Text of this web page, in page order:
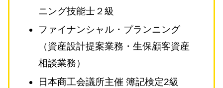
ニング技能士２級
ファイナンシャル・プランニング
（資産設計提案業務・生保顧客資産
相談業務）
日本商工会議所主催 簿記検定2級